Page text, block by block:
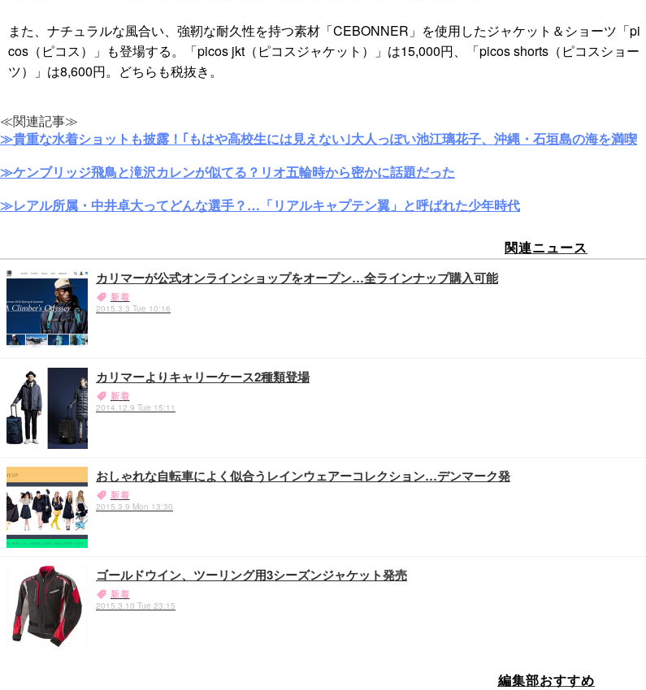
また、ナチュラルな風合い、強靭な耐久性を持つ素材「CEBONNER」を使用したジャケット＆ショーツ「pi
cos（ピコス）」も登場する。「picos jkt（ピコスジャケット）」は15,000円、「picos shorts（ピコスショー
ツ）」は8,600円。どちらも税抜き。
≪関連記事≫
≫貴重な水着ショットも披露！｢もはや高校生には見えない｣大人っぽい池江璃花子、沖縄・石垣島の海を満喫
≫ケンブリッジ飛鳥と滝沢カレンが似てる？リオ五輪時から密かに話題だった
≫レアル所属・中井卓大ってどんな選手？…「リアルキャプテン翼」と呼ばれた少年時代
関連ニュース
カリマーが公式オンラインショップをオープン…全ラインナップ購入可能
新着
2015.3.3 Tue 10:16
カリマーよりキャリーケース2種類登場
新着
2014.12.9 Tue 15:11
おしゃれな自転車によく似合うレインウェアーコレクション…デンマーク発
新着
2015.3.9 Mon 13:30
ゴールドウイン、ツーリング用3シーズンジャケット発売
新着
2015.3.10 Tue 23:15
編集部おすすめ